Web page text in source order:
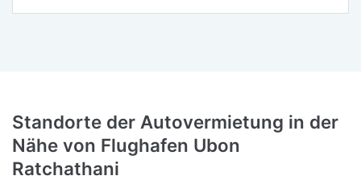
Standorte der Autovermietung in der
Nähe von Flughafen Ubon
Ratchathani